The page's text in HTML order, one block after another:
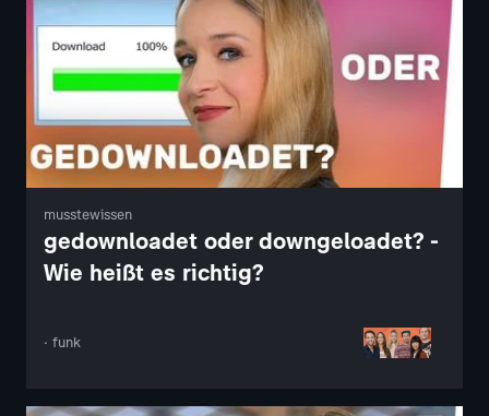
musstewissen
gedownloadet oder downgeloadet? -
Wie heißt es richtig?
· funk